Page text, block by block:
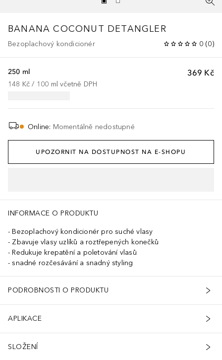
BANANA COCONUT DETANGLER
Bezoplachový kondicionér 0 (0)
369 Kč
250 ml
148 Kč / 100 ml včetně DPH
Online: Momentálně nedostupné
UPOZORNIT NA DOSTUPNOST NA E-SHOPU
INFORMACE O PRODUKTU
Bezoplachový kondicionér pro suché vlasy
Zbavuje vlasy uzlíků a roztřepených konečků
Redukuje krepatění a poletování vlasů
snadné rozčesávání a snadný styling
PODROBNOSTI O PRODUKTU
APLIKACE
SLOŽENÍ